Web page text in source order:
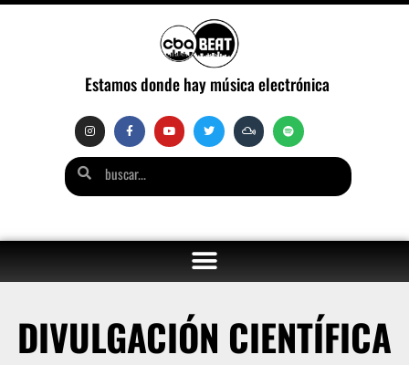
Estamos donde hay música electrónica
DIVULGACIÓN CIENTÍFICA